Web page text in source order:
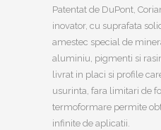
Patentat de DuPont,
inovator, cu suprafata
amestec special de
aluminiu, pigmenti si
livrat in placi si profile
usurinta, fara limitari de
termoformare permite
infinite de aplicatii.